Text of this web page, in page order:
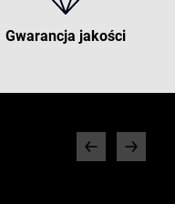
Gwarancja jakości